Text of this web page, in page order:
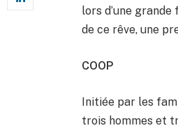
lors d’une
de ce rêve, une
COOP
Initiée par les
trois hommes et